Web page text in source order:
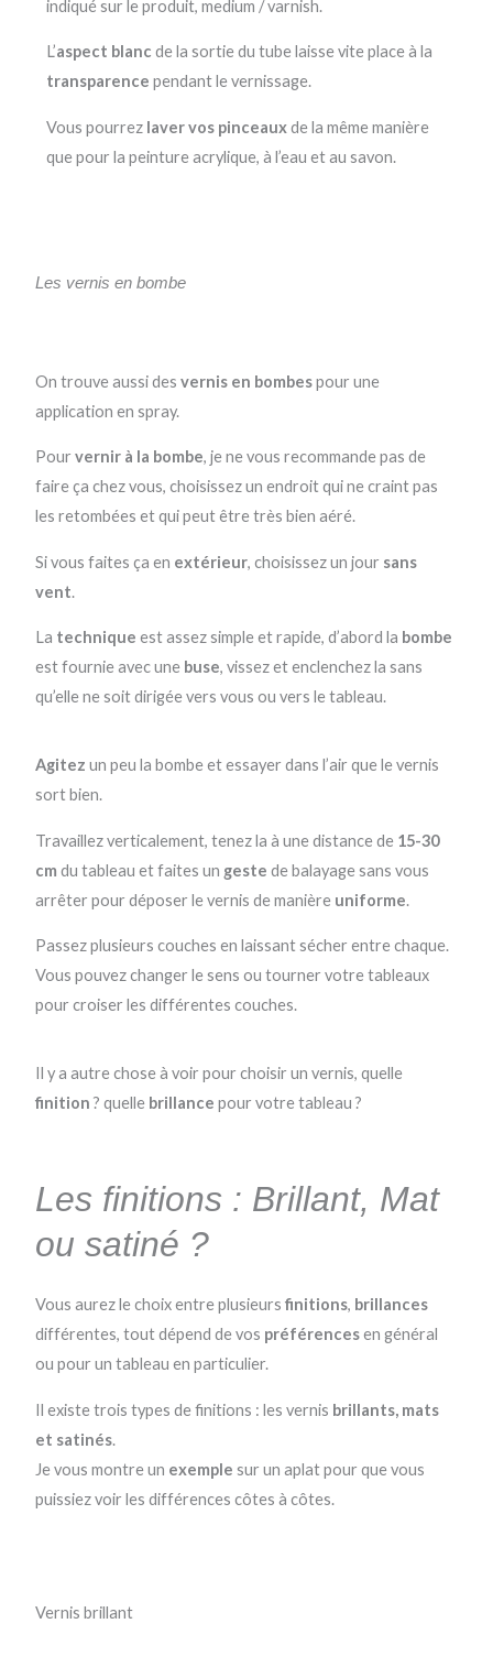
indiqué sur le produit, medium / varnish.
L’aspect blanc de la sortie du tube laisse vite place à la
transparence pendant le vernissage.
Vous pourrez laver vos pinceauxde la même manière
que pour la peinture acrylique, à l’eau et au savon.
Les vernis en bombe
On trouve aussi desvernis en bombespour une
application en spray.
Pourvernir à la bombe, je ne vous recommande pas de
faire ça chez vous, choisissez un endroit qui ne craint pas
les retombées et qui peut être très bien aéré.
Si vous faites ça en extérieur, choisissez un jour sans
vent.
La technique est assez simple et rapide, d’abord la bombe
est fournie avec une buse, vissez et enclenchez la sans
qu’elle ne soit dirigée vers vous ou vers le tableau.
Agitez un peu la bombe et essayer dans l’air que le vernis
sort bien.
Travaillez verticalement, tenez la à une distance de 15-30
cm du tableau et faites un geste de balayage sans vous
arrêter pour déposer le vernis de manière uniforme.
Passez plusieurs couches en laissant sécher entre chaque.
Vous pouvez changer le sens ou tourner votre tableaux
pour croiser les différentes couches.
Il y a autre chose à voir pour choisir un vernis, quelle
finition ? quelle brillance pour votre tableau ?
Les finitions : Brillant, Mat
ou satiné ?
Vous aurez le choix entre plusieursfinitions, brillances
différentes, tout dépend de vos préférencesen général
ou pour un tableau en particulier.
Il existe trois types de finitions : les vernis brillants, mats
et satinés.
Je vous montre un exemple sur un aplat pour que vous
puissiez voir les différences côtes à côtes.
Vernis brillant